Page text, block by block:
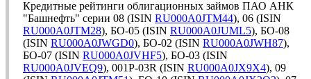
Кредитные рейтинги облигационных займов ПАО АНК
"Башнефть" серии 08 (ISIN RU000A0JTM44), 06 (ISIN
RU000A0JTM28), БО-05 (ISIN RU000A0JUML5), БО-08
(ISIN RU000A0JWGD0), БО-02 (ISIN RU000A0JWH87),
БО-07 (ISIN RU000A0JVHF5), БО-03 (ISIN
RU000A0JVEQ9), 001P-03R (ISIN RU000A0JX9X4), 09